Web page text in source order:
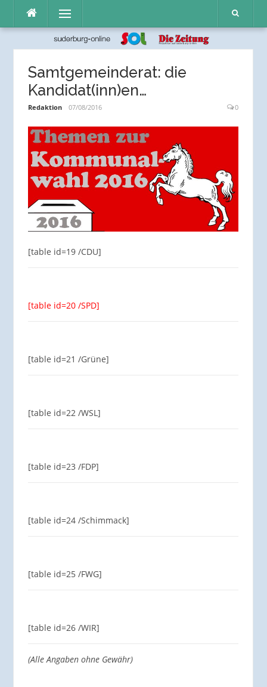
Inhalt
Menü
Samtgemeinderat: die
Kandidat(inn)en…
Redaktion 07/08/2016 0
[table id=19 /CDU]
[table id=20 /SPD]
[table id=21 /Grüne]
[table id=22 /WSL]
[table id=23 /FDP]
[table id=24 /Schimmack]
[table id=25 /FWG]
[table id=26 /WIR]
(Alle Angaben ohne Gewähr)